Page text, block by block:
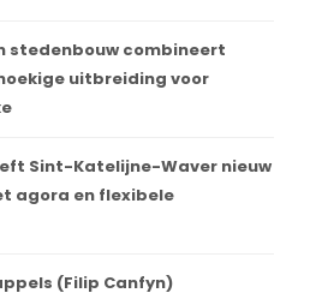
stedenbouw combineert
uitbreiding voor
Sint-Katelijne-Waver nieuw
agora en flexibele
appels (Filip Canfyn)